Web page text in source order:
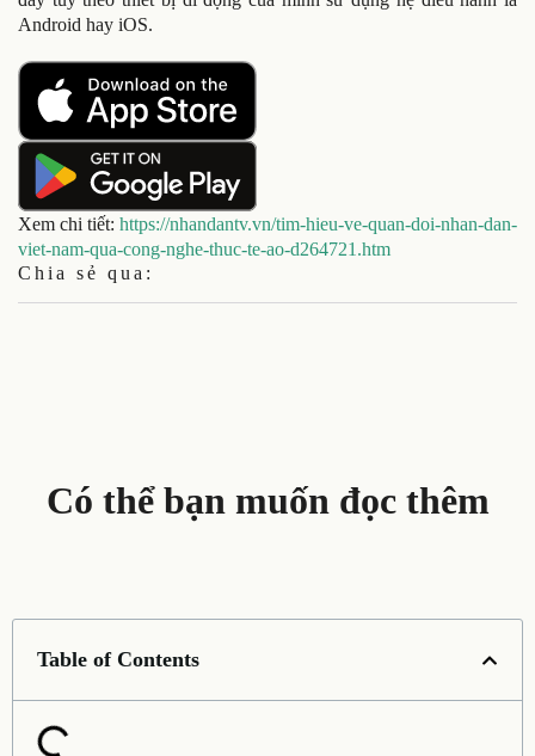
Android hay iOS.
Xem chi tiết: https://nhandantv.vn/tim-hieu-ve-quan-doi-nhan-dan-
viet-nam-qua-cong-nghe-thuc-te-ao-d264721.htm
Chia sẻ qua:
Có thể bạn muốn đọc thêm
Table of Contents